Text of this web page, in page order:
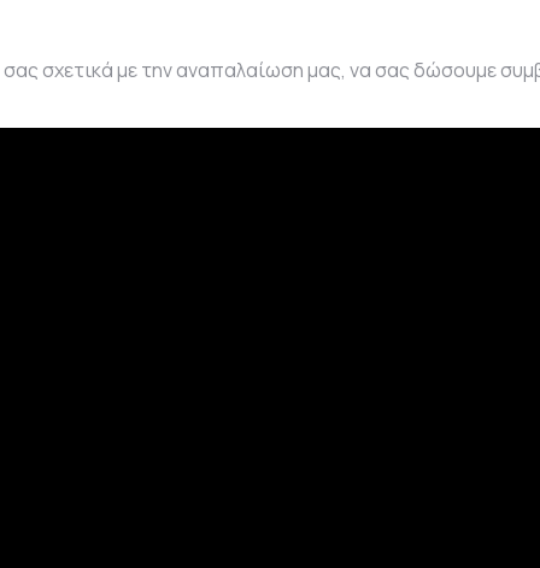
σχετικά με την αναπαλαίωση μας, να σας δώσουμε